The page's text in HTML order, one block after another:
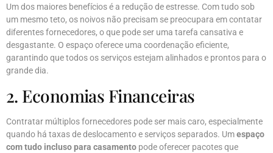
Um dos maiores benefícios é a redução de estresse. Com tudo sob
um mesmo teto, os noivos não precisam se preocupara em contatar
diferentes fornecedores, o que pode ser uma tarefa cansativa e
desgastante. O espaço oferece uma coordenação eficiente,
garantindo que todos os serviços estejam alinhados e prontos para o
grande dia.
2. Economias Financeiras
Contratar múltiplos fornecedores pode ser mais caro, especialmente
quando há taxas de deslocamento e serviços separados. Umespaço
com tudo incluso para casamento pode oferecer pacotes que